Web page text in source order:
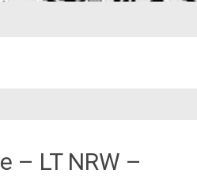
– LT NRW –